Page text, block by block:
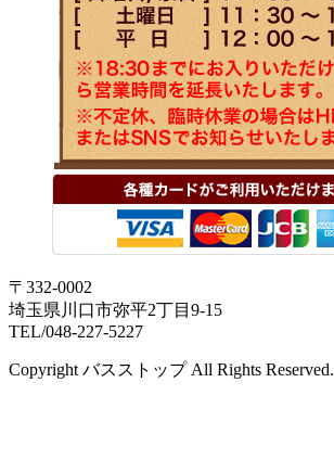
〒332-0002
埼玉県川口市弥平2丁目9-15
TEL/048-227-5227
Copyright バスストップ All Rights Reserved.